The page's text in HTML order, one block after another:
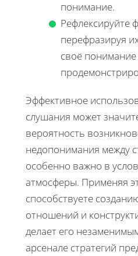
понимание.
Рефлексируйте
перефразируя
своё понимание
Эффективное
слушания может
вероятность
недопонимания между
особенно важно в
атмосферы. Применяя
способствуете
отношений и
делает его
арсенале стратегий